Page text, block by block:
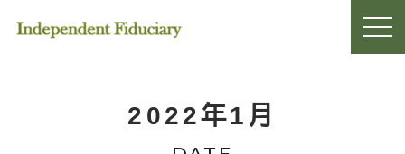
2022年1月